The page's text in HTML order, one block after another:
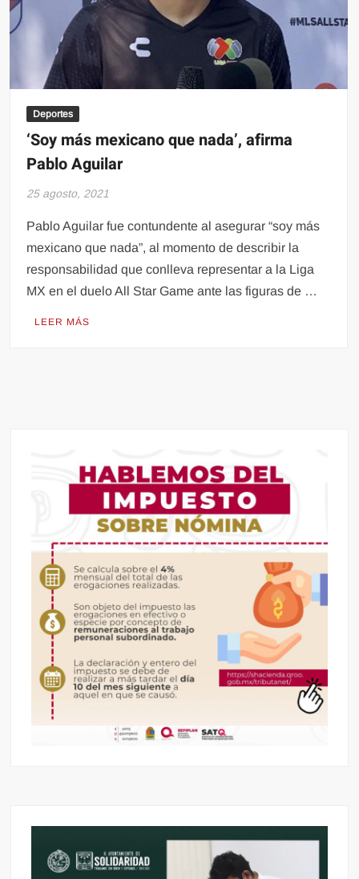
Deportes
‘Soy más mexicano que nada’, afirma
Pablo Aguilar
25 agosto, 2021
Pablo Aguilar fue contundente al asegurar “soy más
mexicano que nada”, al momento de describir la
responsabilidad que conlleva representar a la Liga
MX en el duelo All Star Game ante las figuras de …
LEER MÁS